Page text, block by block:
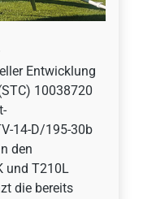
Entwicklung
10038720
14-D/195-30b
den
und T210L
die bereits